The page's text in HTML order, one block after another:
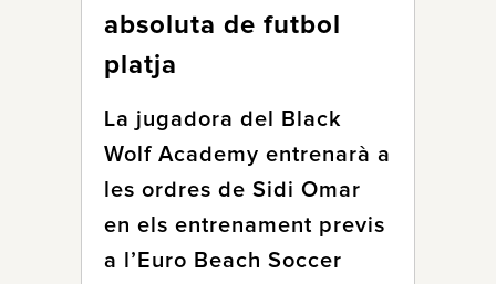
absoluta de futbol
platja
La jugadora del Black
Wolf Academy entrenarà a
les ordres de Sidi Omar
en els entrenament previs
a l’Euro Beach Soccer